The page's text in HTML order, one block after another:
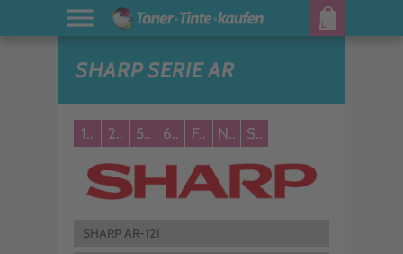
SHARP SERIE AR
1.. 2.. 5.. 6.. F.. N.. S..
SHARP AR-121